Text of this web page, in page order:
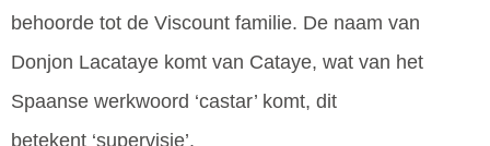
behoorde tot de Viscount familie. De naam van
Donjon Lacataye komt van Cataye, wat van het
Spaanse werkwoord ‘castar’ komt, dit
betekent ‘supervisie’.